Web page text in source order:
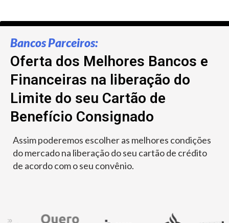
Bancos Parceiros:
Oferta dos Melhores Bancos e
Financeiras na liberação do
Limite do seu Cartão de
Benefício Consignado
Assim poderemos escolher as melhores condições
do mercado na liberação do seu cartão de crédito
de acordo com o seu convênio.